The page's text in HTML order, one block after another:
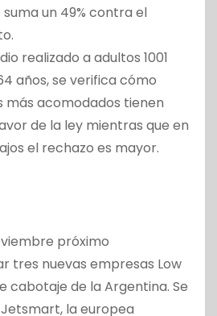
un 49% contra el
realizado a adultos 1001
años, se verifica cómo
más acomodados tienen
de la ley mientras que en
el rechazo es mayor.
próximo
tres nuevas empresas Low
cabotaje de la Argentina. Se
la europea